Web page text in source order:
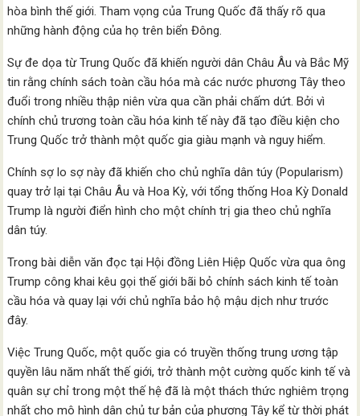
hòa bình thế giới. Tham vọng của Trung Quốc đã thấy rõ qua
những hành động của họ trên biển Đông.
Sự đe dọa từ Trung Quốc đã khiến người dân Châu Âu và Bắc Mỹ
tin rằng chính sách toàn cầu hóa mà các nước phương Tây theo
đuổi trong nhiều thập niên vừa qua cần phải chấm dứt. Bởi vì
chính chủ trương toàn cầu hóa kinh tế này đã tạo điều kiện cho
Trung Quốc trở thành một quốc gia giàu mạnh và nguy hiểm.
Chính sợ lo sợ này đã khiến cho chủ nghĩa dân túy (Popularism)
quay trở lại tại Châu Âu và Hoa Kỳ, với tổng thống Hoa Kỳ Donald
Trump là người điển hình cho một chính trị gia theo chủ nghĩa
dân túy.
Trong bài diễn văn đọc tại Hội đồng Liên Hiệp Quốc vừa qua ông
Trump công khai kêu gọi thế giới bãi bỏ chính sách kinh tế toàn
cầu hóa và quay lại với chủ nghĩa bảo hộ mậu dịch như trước
đây.
Việc Trung Quốc, một quốc gia có truyền thống trung ương tập
quyền lâu năm nhất thế giới, trở thành một cường quốc kinh tế và
quân sự chỉ trong một thế hệ đã là một thách thức nghiêm trọng
nhất cho mô hình dân chủ tư bản của phương Tây kể từ thời phát